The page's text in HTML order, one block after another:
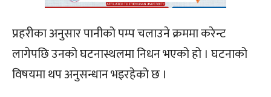
प्रहरीका अनुसार पानीको पम्प चलाउने क्रममा करेन्ट
लागेपछि उनको घटनास्थलमा निधन भएको हो । घटनाको
विषयमा थप अनुसन्धान भइरहेको छ ।